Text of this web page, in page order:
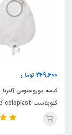
249,600 تومان
کیسه یوروستومی آلترنا
کلوپلاست coloplast کد 14229